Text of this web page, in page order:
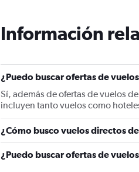
Información
¿Puedo buscar ofertas de
Sí, además de ofertas de vuelos
incluyen tanto vuelos como
¿Cómo busco vuelos directos
¿Puedo buscar ofertas de